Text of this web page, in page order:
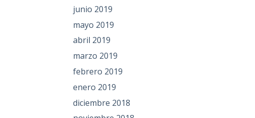
junio 2019
mayo 2019
abril 2019
marzo 2019
febrero 2019
enero 2019
diciembre 2018